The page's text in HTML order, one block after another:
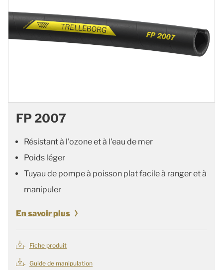
FP 2007
Résistant à l'ozone et à l'eau de mer
Poids léger
Tuyau de pompe à poisson plat facile à ranger et à
manipuler
En savoir plus
Fiche produit
Guide de manipulation